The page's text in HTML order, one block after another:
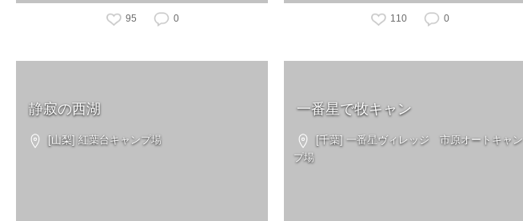
95 0 110 0
静寂の西湖
[山梨] 紅葉台キャンプ場
一番星で牧キャン
[千葉] 一番星ヴィレッジ 市原オートキャン
プ場